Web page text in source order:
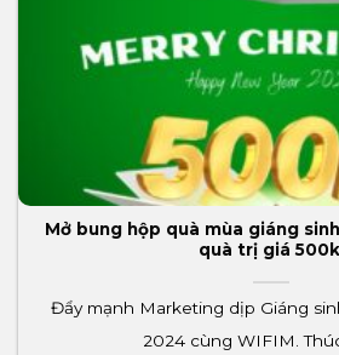
Mở bung hộp quà mùa giáng
quà trị giá 500k
Đẩy mạnh Marketing dịp Giáng
2024 cùng WIFIM.